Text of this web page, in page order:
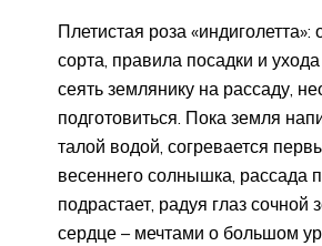
Плетистая роза «индиголетта»:
сорта, правила посадки и
сеять землянику на рассаду,
подготовиться. Пока земля
талой водой, согревается
весеннего солнышка, рассада
подрастает, радуя глаз сочной
сердце – мечтами о большом